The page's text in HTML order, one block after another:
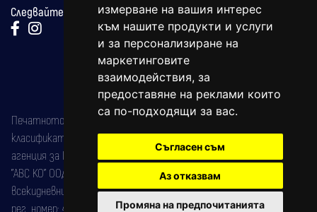
измерване на вашия интерес
към нашите продукти и услуги
и за персонализиране на
маркетинговите
взаимодействия, за
предоставяне на реклами които
са по-подходящи за вас.
Съгласен съм
Аз отказвам
Промяна на предпочитанията
Следвайте ни:
Печатното издание на вестника е регистрирано в националния
класификатор на печатните издания (Българска национална
агенция за ISSN) под номер: ISSN 1312-4722.
"АВС КО" ООД е притежател на марката: Вяра информационен
всекидневник на югозападна България, със свидетелство за марка
рег. номер: 47857/11.05.2004 година.